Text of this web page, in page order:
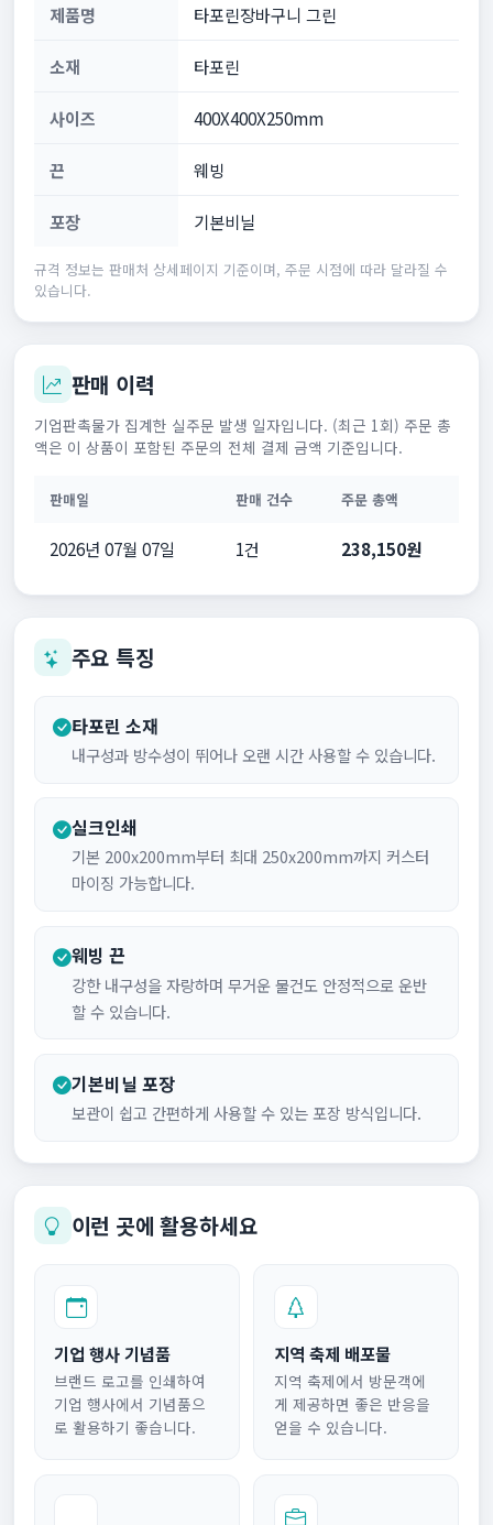
제품명 타포린장바구니 그린
소재 타포린
사이즈 400X400X250mm
끈 웨빙
포장 기본비닐
규격 정보는 판매처 상세페이지 기준이며, 주문 시점에 따라 달라질 수
있습니다.
판매 이력
기업판촉물가 집계한 실주문 발생 일자입니다. (최근 1회) 주문 총
액은 이 상품이 포함된 주문의 전체 결제 금액 기준입니다.
판매일 판매 건수 주문 총액
2026년 07월 07일 1건 238,150원
주요 특징
타포린 소재
내구성과 방수성이 뛰어나 오랜 시간 사용할 수 있습니다.
실크인쇄
기본 200x200mm부터 최대 250x200mm까지 커스터
마이징 가능합니다.
웨빙 끈
강한 내구성을 자랑하며 무거운 물건도 안정적으로 운반
할 수 있습니다.
기본비닐 포장
보관이 쉽고 간편하게 사용할 수 있는 포장 방식입니다.
이런 곳에 활용하세요
기업 행사 기념품
브랜드 로고를 인쇄하여
기업 행사에서 기념품으
로 활용하기 좋습니다.
지역 축제 배포물
지역 축제에서 방문객에
게 제공하면 좋은 반응을
얻을 수 있습니다.